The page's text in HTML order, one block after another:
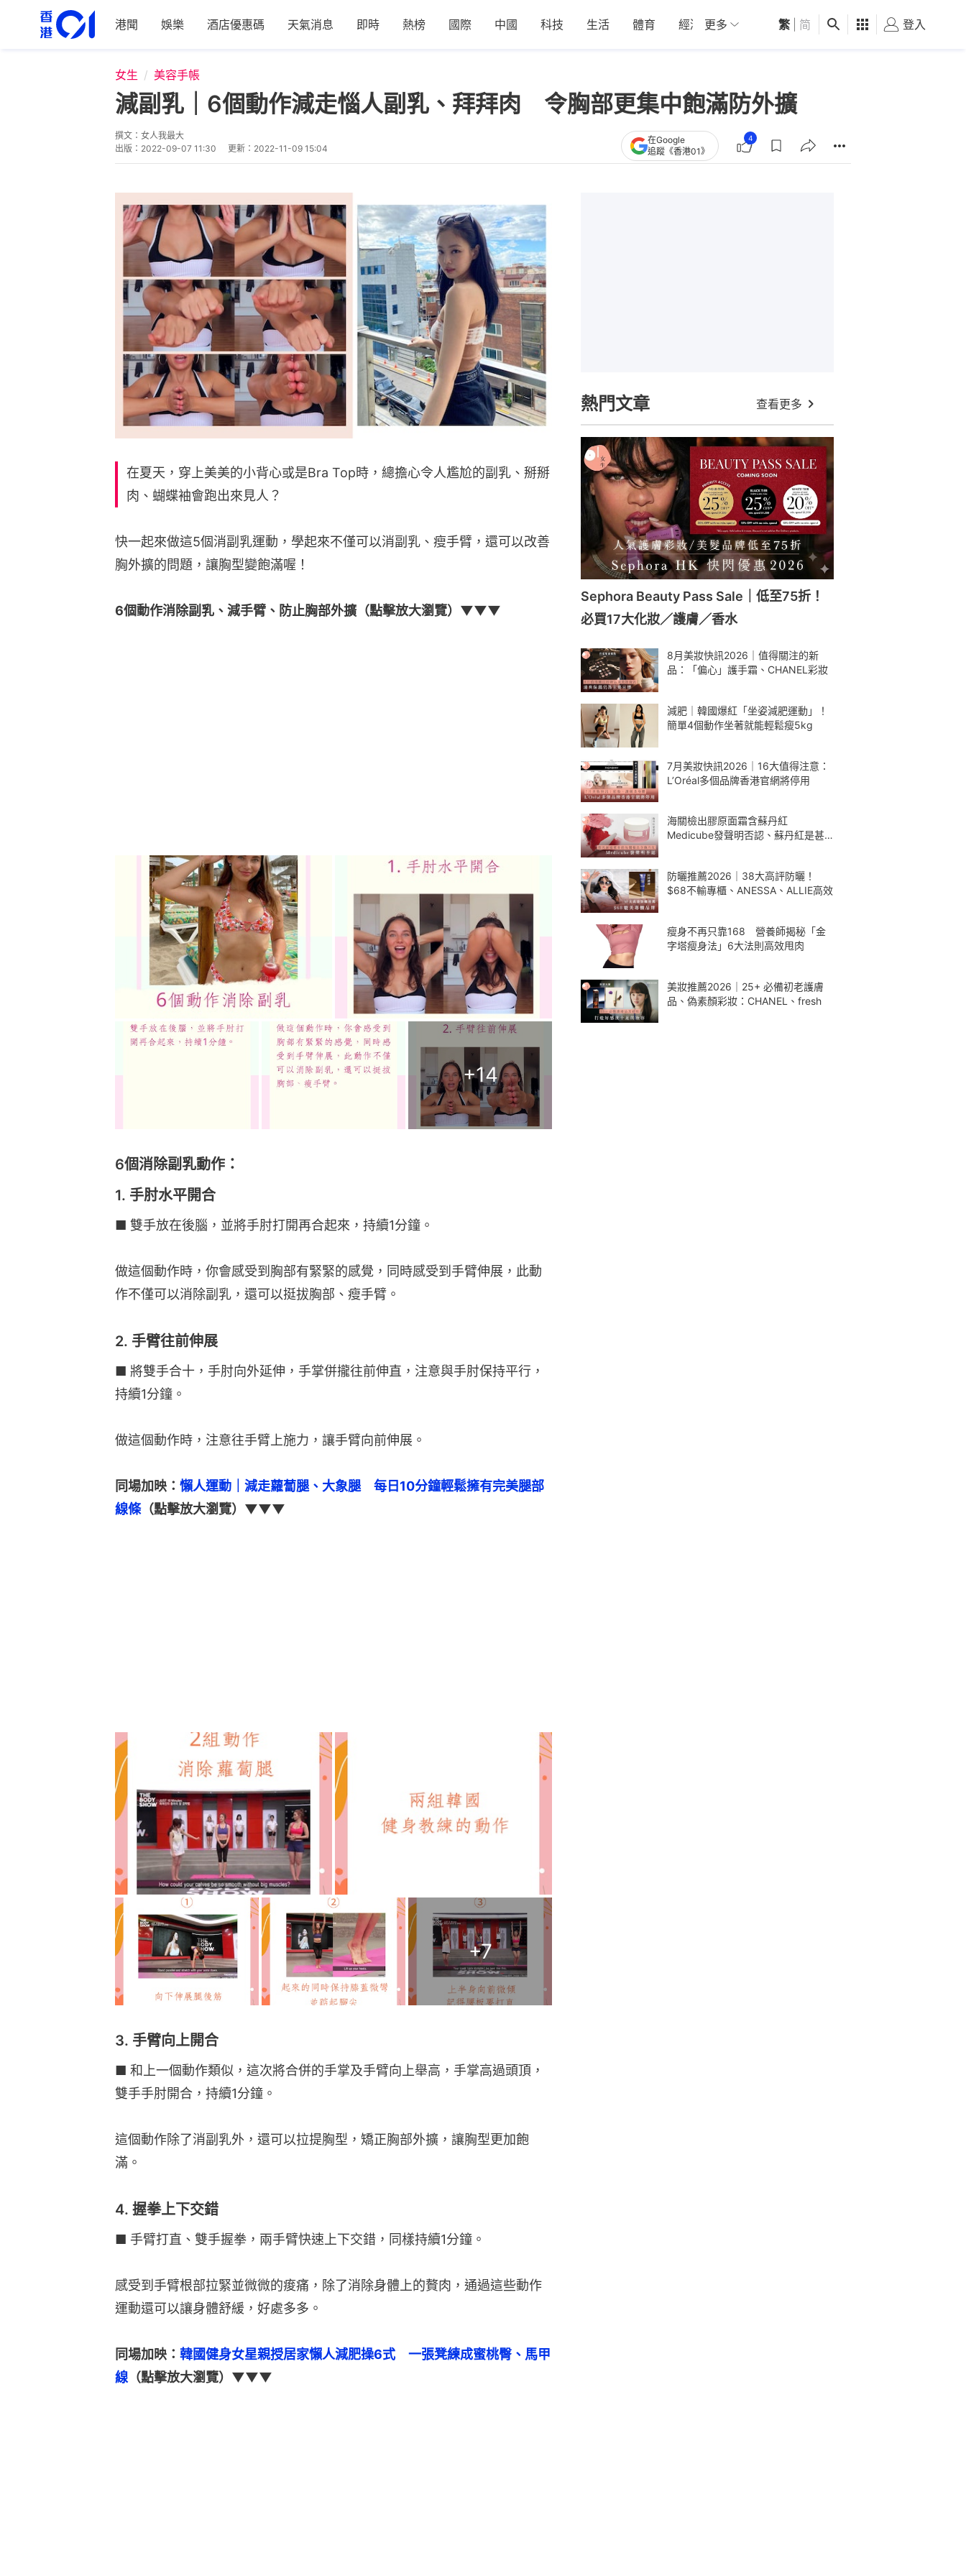
港聞 娛樂 酒店優惠碼 天氣消息 即時 熱榜 國際 中國 科技 生活 體育 經濟 01深圳 觀點 健康 好食玩飛
更多 繁 简 登入
女生 美容手帳
減副乳｜6個動作減走惱人副乳、拜拜肉 令胸部更集中飽滿防外擴
撰文： 女人我最大
出版： 2022-09-07 11:30 更新： 2022-11-09 15:04
在Google
追蹤《香港01》
4
在夏天，穿上美美的小背心或是Bra Top時，總擔心令人尷尬的副乳、掰掰
肉、蝴蝶袖會跑出來見人？
快一起來做這5個消副乳運動，學起來不僅可以消副乳、瘦手臂，還可以改善
胸外擴的問題，讓胸型變飽滿喔！
6個動作消除副乳、減手臂、防止胸部外擴（點擊放大瀏覽）▼▼▼
+14
6個消除副乳動作：
1. 手肘水平開合
■ 雙手放在後腦，並將手肘打開再合起來，持續1分鐘。
做這個動作時，你會感受到胸部有緊緊的感覺，同時感受到手臂伸展，此動
作不僅可以消除副乳，還可以挺拔胸部、瘦手臂。
2. 手臂往前伸展
■ 將雙手合十，手肘向外延伸，手掌併攏往前伸直，注意與手肘保持平行，
持續1分鐘。
做這個動作時，注意往手臂上施力，讓手臂向前伸展。
同場加映： 懶人運動｜減走蘿蔔腿、大象腿　每日10分鐘輕鬆擁有完美腿部
線條（點擊放大瀏覽）▼▼▼
+7
3. 手臂向上開合
■ 和上一個動作類似，這次將合併的手掌及手臂向上舉高，手掌高過頭頂，
雙手手肘開合，持續1分鐘。
這個動作除了消副乳外，還可以拉提胸型，矯正胸部外擴，讓胸型更加飽
滿。
4. 握拳上下交錯
■ 手臂打直、雙手握拳，兩手臂快速上下交錯，同樣持續1分鐘。
感受到手臂根部拉緊並微微的痠痛，除了消除身體上的贅肉，通過這些動作
運動還可以讓身體舒緩，好處多多。
同場加映： 韓國健身女星親授居家懶人減肥操6式　一張凳練成蜜桃臀、馬甲
線 （點擊放大瀏覽）▼▼▼
熱門文章 查看更多
Sephora Beauty Pass Sale｜低至75折！
必買17大化妝／護膚／香水
8月美妝快訊2026｜值得關注的新
品：「偏心」護手霜、CHANEL彩妝
減肥｜韓國爆紅「坐姿減肥運動」！
簡單4個動作坐著就能輕鬆瘦5kg
7月美妝快訊2026｜16大值得注意：
L’Oréal多個品牌香港官網將停用
海關檢出膠原面霜含蘇丹紅
Medicube發聲明否認、蘇丹紅是甚
防曬推薦2026｜38大高評防曬！
$68不輸專櫃、ANESSA、ALLIE高效
瘦身不再只靠168 營養師揭秘「金
字塔瘦身法」6大法則高效甩肉
美妝推薦2026｜25+ 必備初老護膚
品、偽素顏彩妝：CHANEL、fresh